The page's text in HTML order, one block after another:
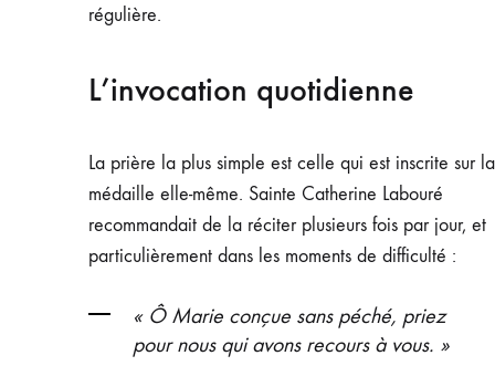
régulière.
L’invocation quotidienne
La prière la plus simple est celle qui est inscrite sur la
médaille elle-même. Sainte Catherine Labouré
recommandait de la réciter plusieurs fois par jour, et
particulièrement dans les moments de difficulté :
« Ô Marie conçue sans péché, priez
pour nous qui avons recours à vous. »